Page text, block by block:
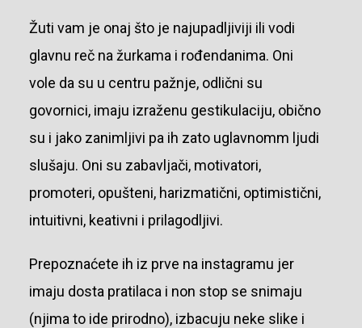
Žuti vam je onaj što je najupadljiviji ili vodi
glavnu reč na žurkama i rođendanima. Oni
vole da su u centru pažnje, odlični su
govornici, imaju izraženu gestikulaciju, obično
su i jako zanimljivi pa ih zato uglavnomm ljudi
slušaju. Oni su zabavljači, motivatori,
promoteri, opušteni, harizmatični, optimistični,
intuitivni, keativni i prilagodljivi.
Prepoznaćete ih iz prve na instagramu jer
imaju dosta pratilaca i non stop se snimaju
(njima to ide prirodno), izbacuju neke slike i